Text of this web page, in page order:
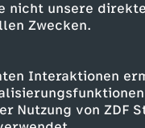
nicht unsere
Zwecken.
Interaktionen
von ZDF